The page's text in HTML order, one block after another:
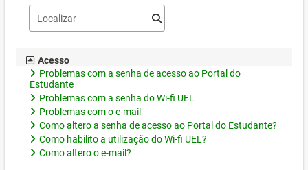
Acesso
Problemas com a senha de acesso ao Portal do
Estudante
Problemas com a senha do Wi-fi UEL
Problemas com o e-mail
Como altero a senha de acesso ao Portal do Estudante?
Como habilito a utilização do Wi-fi UEL?
Como altero o e-mail?